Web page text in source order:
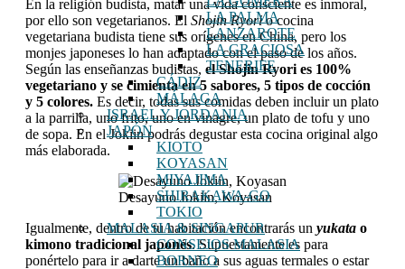
LA PALMA
LANZAROTE
LA GRACIOSA
TENERIFE
CÁDIZ
MÁLAGA
ISRAEL Y JORDANIA
JAPÓN
KIOTO
KOYASAN
MIYAJIMA
SHIRAKAWA-GO
TOKIO
MALASIA & SINGAPUR
CONSEJOS MALASIA
BORNEO
En la religión budista, matar una vida consciente es inmoral,
por ello son vegetarianos. El Shojin Ryorio cocina
vegetariana budista tiene sus orígenes en China, pero los
monjes japoneses lo han adaptado con el paso de los años.
Según las enseñanzas budistas, el Shojin Ryori es 100%
vegetariano y se cimienta en 5 sabores, 5 tipos de cocción
y 5 colores. Es decir, todas sus comidas deben incluir un plato
a la parrilla, uno frito, uno en vinagre, un plato de tofu y uno
de sopa. En el Jokiin podrás degustar esta cocina original algo
más elaborada.
Desayuno Jokiin, Koyasan
Igualmente, dentro de tu habitación encontrarás un yukata o
kimono tradicional japonés. Supuestamente es para
ponértelo para ir a darte un baño a sus aguas termales o estar